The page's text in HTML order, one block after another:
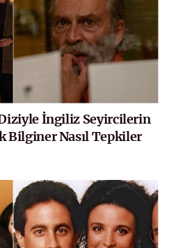
İngiliz Seyircilerin
Bilginer Nasıl Tepkiler